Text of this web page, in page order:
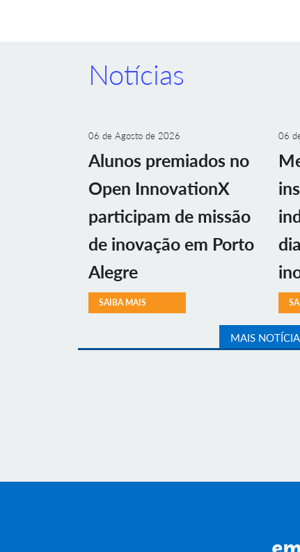
Notícias
06 de Agosto de 2026
Alunos premiados no
Open InnovationX
participam de missão
de inovação em Porto
Alegre
SAIBA MAIS
06
MAIS